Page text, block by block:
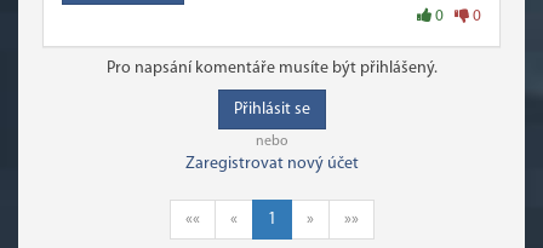
0 0
Pro napsání komentáře musíte být přihlášený.
Přihlásit se
nebo
Zaregistrovat nový účet
«« « 1 » »»